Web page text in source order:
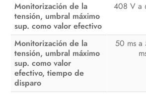
Monitorización de la
tensión, umbral máximo
sup. como valor efectivo
408 V a
Monitorización de la
tensión, umbral máximo
sup. como valor
efectivo, tiempo de
disparo
50 ms
Localización de errores
Puesta fuera de servicio
Procedimiento al recibir
de recambio
Datos técnicos